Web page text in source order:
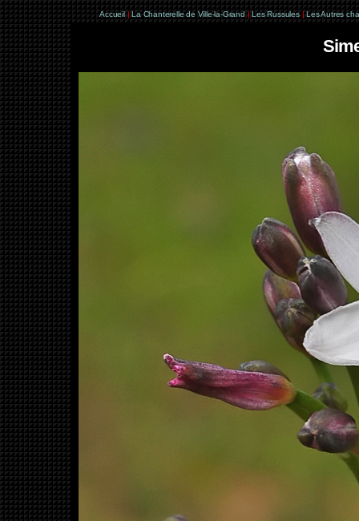
Accueil | La Chanterelle de Ville-la-Grand | Les Russules | Les Autres